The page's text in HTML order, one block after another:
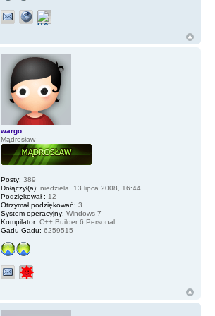
wargo
Mądrosław
Posty: 389
Dołączył(a): niedziela, 13 lipca 2008, 16:44
Podziękował : 12
Otrzymał podziękowań: 3
System operacyjny: Windows 7
Kompilator: C++ Builder 6 Personal
Gadu Gadu: 6259515